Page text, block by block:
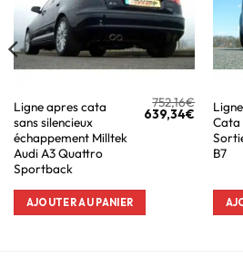
Ligne apres cata
sans silencieux
échappement Milltek
Audi A3 Quattro
Sportback
752,16€
639,34€
AJOUTER AU PANIER
Cata
B7